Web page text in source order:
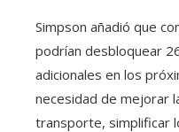
Simpson añadió que
podrían desbloquear
adicionales en los
necesidad de mejorar
transporte, simplificar